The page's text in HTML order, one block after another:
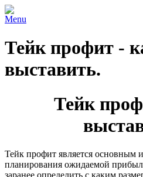
Menu
Тейк профит -
выставить.
Тейк
Тейк профит является основным
планирования ожидаемой